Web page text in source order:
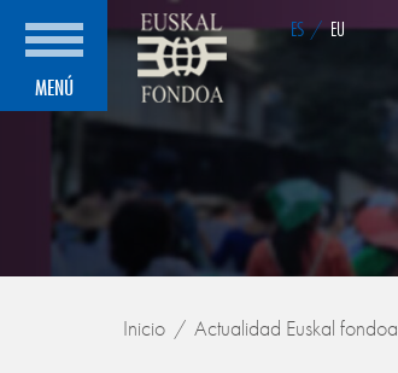
MENÚ
ES / EU
Inicio Actualidad Euskal fondoa